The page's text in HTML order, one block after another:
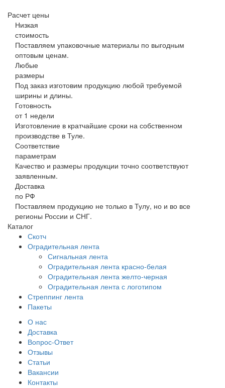
Расчет цены
Низкая
стоимость
Поставляем упаковочные материалы по выгодным
оптовым ценам.
Любые
размеры
Под заказ изготовим продукцию любой требуемой
ширины и длины.
Готовность
от 1 недели
Изготовление в кратчайшие сроки на собственном
производстве в Туле.
Соответствие
параметрам
Качество и размеры продукции точно соответствуют
заявленным.
Доставка
по РФ
Поставляем продукцию не только в Тулу, но и во все
регионы России и СНГ.
Каталог
Скотч
Оградительная лента
Сигнальная лента
Оградительная лента красно-белая
Оградительная лента желто-черная
Оградительная лента с логотипом
Стреппинг лента
Пакеты
О нас
Доставка
Вопрос-Ответ
Отзывы
Статьи
Вакансии
Контакты